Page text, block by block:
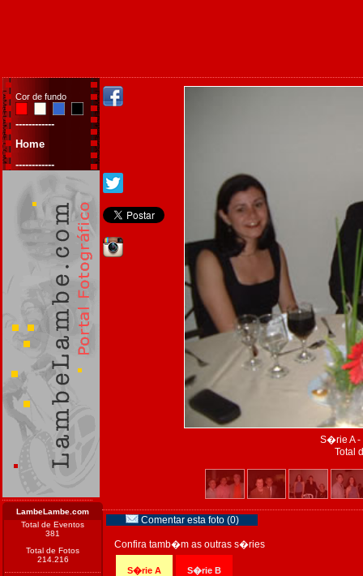
Cor de fundo
------------
Home
------------
LambeLambe.com
Total de Eventos
381
Total de Fotos
214.216
S�rie A -
Total
Comentar esta foto (0)
Confira tamb�m as outras s�ries
S�rie A S�rie B